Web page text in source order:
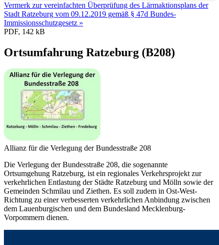
Vermerk zur vereinfachten Überprüfung des Lärmaktionsplans der
Stadt Ratzeburg vom 09.12.2019 gemäß § 47d Bundes-
Immissionsschutzgesetz »
PDF, 142 kB
Ortsumfahrung Ratzeburg (B208)
Allianz für die Verlegung der Bundesstraße 208
Die Verlegung der Bundesstraße 208, die sogenannte
Ortsumgehung Ratzeburg, ist ein regionales Verkehrsprojekt zur
verkehrlichen Entlastung der Städte Ratzeburg und Mölln sowie der
Gemeinden Schmilau und Ziethen. Es soll zudem in Ost-West-
Richtung zu einer verbesserten verkehrlichen Anbindung zwischen
dem Lauenburgischen und dem Bundesland Mecklenburg-
Vorpommern dienen.